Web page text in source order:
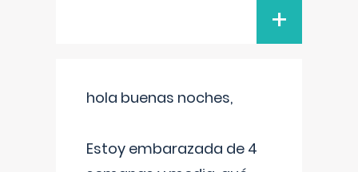
+
hola buenas noches,
Estoy embarazada de 4